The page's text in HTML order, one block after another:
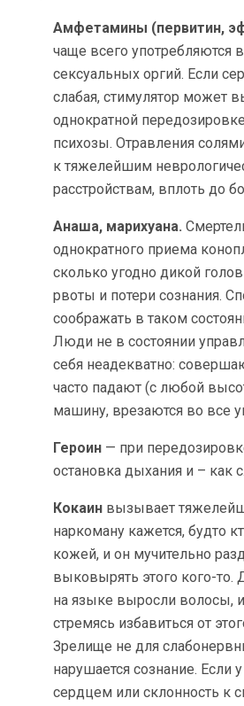
Амфетамины (первитин,
чаще всего употребляются
сексуальных оргий. Если
слабая, стимулятор может
однократной
психозы. Отравления
к тяжелейшим
расстройствам, вплоть до
Анаша, марихуана.
однократного приема
сколько угодно дикой
рвоты и потери сознания.
соображать в таком
Люди не в состоянии
себя неадекватно:
часто падают (с любой
машину, врезаются во все
Героин — при
остановка дыхания и – как
Кокаин вызывает
наркоману кажется, будто
кожей, и он мучительно
выковырять этого кого-то.
на языке выросли волосы,
стремясь избавиться от
Зрелище не для
нарушается сознание. Если
сердцем или склонность к